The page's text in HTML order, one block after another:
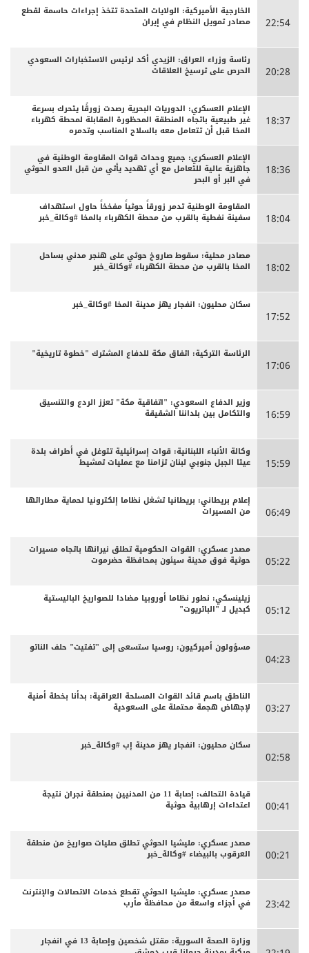
22:54
الخارجية الأميركية: الولايات المتحدة تتخذ إجراءات حاسمة لقطع
مصادر تمويل النظام في إيران
20:28
رئاسة وزراء العراق: الزيدي أكد لرئيس الاستخبارات السعودي
الحرص على ترسيخ العلاقات
18:37
الإعلام العسكري: الدوريات البحرية رصدت زورقًا يتحرك بسرعة
غير طبيعية باتجاه المنطقة المحظورة المقابلة لمحطة كهرباء
المخا قبل أن تتعامل معه بالسلاح المناسب وتدمره
18:36
الإعلام العسكري: جميع وحدات قوات المقاومة الوطنية في
جاهزية عالية للتعامل مع أي تهديد يأتي من قبل العدو الحوثي
في البر أو البحر
18:04
المقاومة الوطنية تدمر زورقاً حوثياً مفخخاً حاول استهداف
سفينة نفطية بالقرب من محطة الكهرباء بالمخا #وكالة_خبر
18:02
مصادر محلية: سقوط صاروخ حوثي على هنجر مدني بساحل
المخا بالقرب من محطة الكهرباء #وكالة_خبر
17:52
سكان محليون: انفجار يهز مدينة المخا #وكالة_خبر
17:06
الرئاسة التركية: اتفاق مكة للدفاع المشترك "خطوة تاريخية"
16:59
وزير الدفاع السعودي: "اتفاقية مكة" تعزز الردع والتنسيق
والتكامل بين بلداننا الشقيقة
15:59
وكالة الأنباء اللبنانية: قوات إسرائيلية تتوغل في أطراف بلدة
عيتا الجبل جنوبي لبنان تزامنا مع عمليات تمشيط
06:49
إعلام بريطاني: بريطانيا تشغل نظاما إلكترونيا لحماية مطاراتها
من المسيرات
05:22
مصدر عسكري: القوات الحكومية تطلق نيرانها باتجاه مسيرات
حوثية فوق مدينة سيئون بمحافظة حضرموت
05:12
زيلينسكي: نطور نظاما أوروبيا مضادا للصواريخ الباليستية
كبديل لـ "الباتريوت"
04:23
مسؤولون أميركيون: روسيا ستسعى إلى "تفتيت" حلف الناتو
03:27
الناطق باسم قائد القوات المسلحة العراقية: بدأنا بخطة أمنية
لإجهاض هجمة محتملة على السعودية
02:58
سكان محليون: انفجار يهز مدينة إب #وكالة_خبر
00:41
قيادة التحالف: إصابة 11 من المدنيين بمنطقة نجران نتيجة
اعتداءات إرهابية حوثية
00:21
مصدر عسكري: مليشيا الحوثي تطلق صليات صواريخ من منطقة
العرقوب بالبيضاء #وكالة_خبر
23:42
مصدر عسكري: مليشيا الحوثي تقطع خدمات الاتصالات والإنترنت
في أجزاء واسعة من محافظة مأرب
وزارة الصحة السورية: مقتل شخصين وإصابة 13 في انفجار